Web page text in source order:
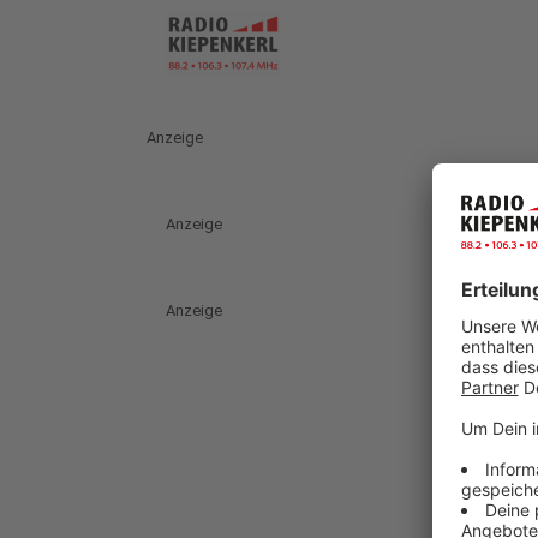
Anzeige
Anzeige
Anzeige